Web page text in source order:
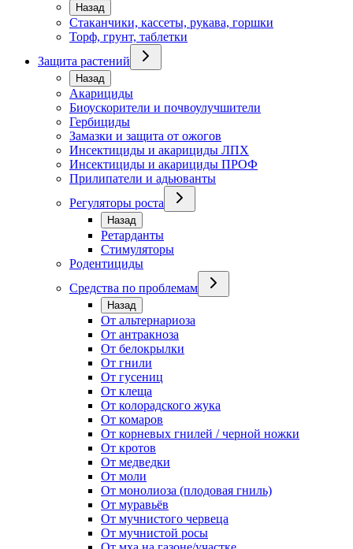
Назад
Стаканчики, кассеты, рукава, горшки
Торф, грунт, таблетки
Защита растений
Назад
Акарициды
Биоускорители и почвоулучшители
Гербициды
Замазки и защита от ожогов
Инсектициды и акарициды ЛПХ
Инсектициды и акарициды ПРОФ
Прилипатели и адьюванты
Регуляторы роста
Назад
Ретарданты
Стимуляторы
Родентициды
Средства по проблемам
Назад
От альтернариоза
От антракноза
От белокрылки
От гнили
От гусениц
От клеща
От колорадского жука
От комаров
От корневых гнилей / черной ножки
От кротов
От медведки
От моли
От монолиоза (плодовая гниль)
От муравьёв
От мучнистого червеца
От мучнистой росы